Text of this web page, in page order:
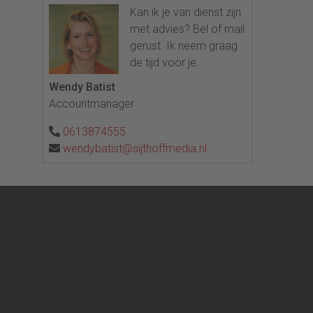
Kan ik je van dienst zijn
met advies? Bel of mail
gerust. Ik neem graag
de tijd voor je.
Wendy Batist
Accountmanager
0613874555
wendybatist@sijthoffmedia.nl